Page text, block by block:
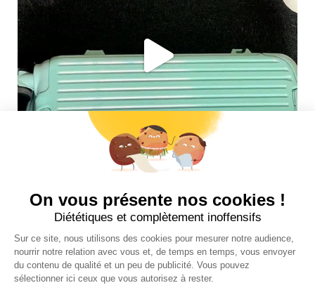
Suivez-nous sur insta !
INFOS UTILES
NOS BOUTIQUES